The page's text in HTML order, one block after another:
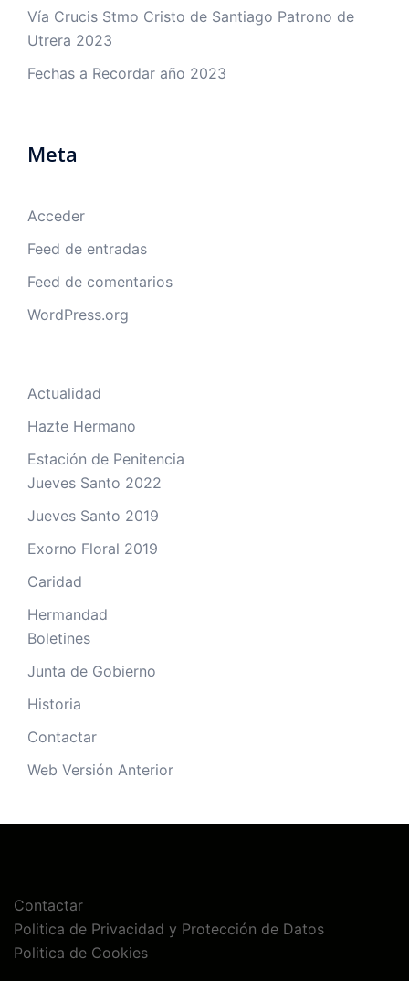
Vía Crucis Stmo Cristo de Santiago Patrono de
Utrera 2023
Fechas a Recordar año 2023
Meta
Acceder
Feed de entradas
Feed de comentarios
WordPress.org
Actualidad
Hazte Hermano
Estación de Penitencia
Jueves Santo 2022
Jueves Santo 2019
Exorno Floral 2019
Caridad
Hermandad
Boletines
Junta de Gobierno
Historia
Contactar
Web Versión Anterior
Contactar
Politica de Privacidad y Protección de Datos
Politica de Cookies